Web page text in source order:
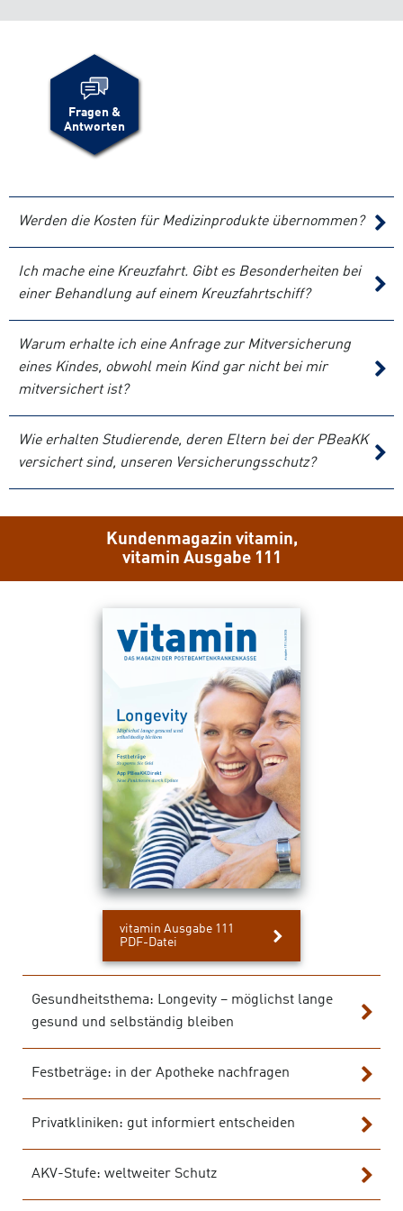
Fragen &
Antworten
Werden die Kosten für Medizinprodukte übernommen?
Ich mache eine Kreuzfahrt. Gibt es Besonderheiten bei
einer Behandlung auf einem Kreuzfahrtschiff?
Warum erhalte ich eine Anfrage zur Mitversicherung
eines Kindes, obwohl mein Kind gar nicht bei mir
mitversichert ist?
Wie erhalten Studierende, deren Eltern bei der PBeaKK
versichert sind, unseren Versicherungsschutz?
Kundenmagazin vitamin,
vitamin Ausgabe 111
vitamin Ausgabe 111
PDF-Datei
Gesundheitsthema: Longevity – möglichst lange
gesund und selbständig bleiben
Festbeträge: in der Apotheke nachfragen
Privatkliniken: gut informiert entscheiden
AKV-Stufe: weltweiter Schutz